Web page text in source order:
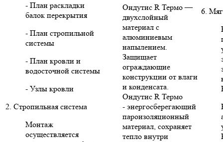
- План раскладки
балок перекрытия
- План стропильной
системы
- План кровли и
водосточной системы
- Узлы кровли
2. Стропильная система
Монтаж
осуществляется
Ондутис R Термо —
двухслойный
материал с
алюминиевым
напылением.
Защищает
ограждающие
конструкции от влаги
и конденсата.
Ондутис R Термо
- энергосберегающий
пароизоляционный
материал, сохраняет
тепло внутри
6.